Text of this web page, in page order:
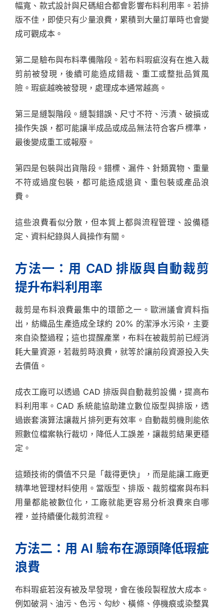
幅寬、款式設計與尺碼組合都會影響布料利用率。若排
版不佳，即使只有少量浪費，累積到大量訂單時也會變
成可觀成本。
第二是驗布與布料準備階段。若布料瑕疵沒有在進入裁
剪前被發現，後續可能造成錯裁、重工或整批品質風
險。瑕疵越晚被發現，處理成本通常越高。
第三是縫製階段。縫製錯誤、尺寸不符、污漬、破損或
操作失誤，都可能讓半成品或成品無法符合客戶標準，
最後變成重工或報廢。
第四是包裝與出貨階段。錯標、漏件、針類異物、重量
不符或過度包裝，都可能造成退貨、重包裝或產品浪
費。
這些浪費看似分散，但本質上都與流程管理、設備穩
定、資料紀錄與人員操作有關。
方法一：用 CAD 排版與自動裁剪
提升布料利用率
裁剪是布料浪費最集中的環節之一。歐洲議會資料指
出，紡織品生產造成全球約 20% 的潔淨水污染，主要
來自染整過程；這也提醒產業，布料在被裁剪前已經消
耗大量資源，若裁剪時浪費，就等於讓前段資源投入失
去價值。
成衣工廠可以透過 CAD 排版與自動裁剪設備，提高布
料利用率。CAD 系統能協助建立數位版型與排版，透
過嵌套演算法讓裁片排列更有效率。自動裁剪機則能依
照數位檔案執行裁切，降低人工誤差，讓裁剪結果更穩
定。
這類技術的價值不只是「裁得更快」，而是能讓工廠更
精準地管理材料使用。當版型、排版、裁剪檔案與布料
用量都能被數位化，工廠就能更容易分析浪費來自哪
裡，並持續優化裁剪流程。
方法二：用 AI 驗布在源頭降低瑕疵
浪費
布料瑕疵若沒有被及早發現，會在後段製程放大成本。
例如破洞、油污、色污、勾紗、橫條、停機痕或染整異